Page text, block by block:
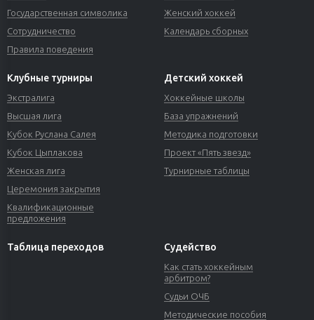
Государственная символика
Сотрудничество
Правила поведения
Женский хоккей
Календарь сборных
Клубные турниры
Экстралига
Высшая лига
Кубок Руслана Салея
Кубок Цыплакова
Женская лига
Церемония закрытия
Квалификационные
предложения
Детский хоккей
Хоккейные школы
База упражнений
Методика подготовки
Проект «Пять звезд»
Турнирные таблицы
Таблица переходов Судейство
Как стать хоккейным
арбитром?
Судьи ОЧБ
Методические пособия